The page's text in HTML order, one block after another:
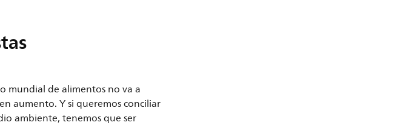
mundial de alimentos no va a
aumento. Y si queremos conciliar
ambiente, tenemos que ser